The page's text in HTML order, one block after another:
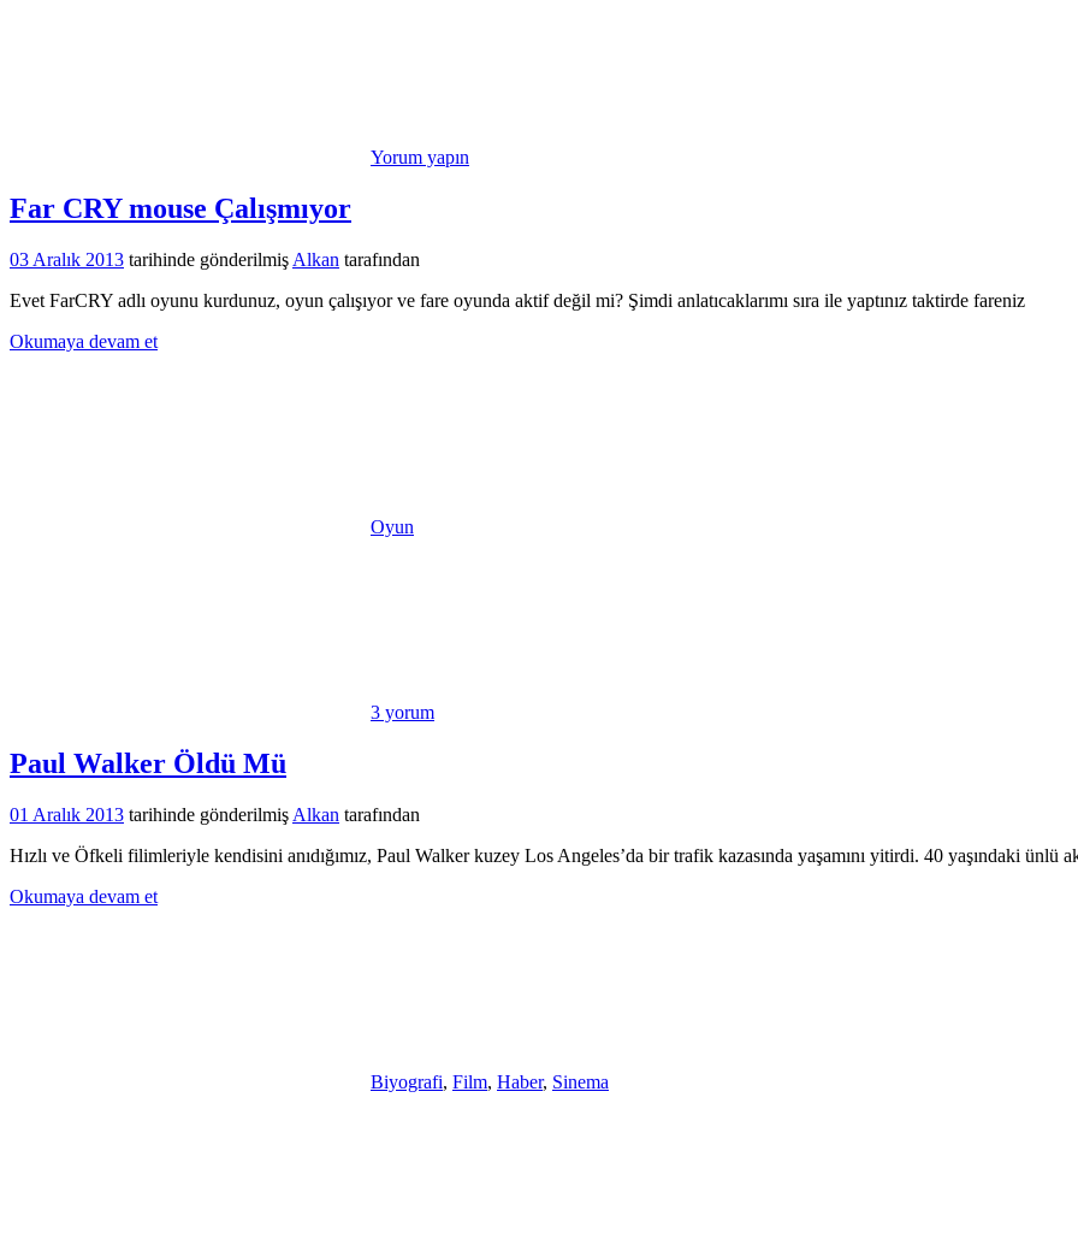
Yorum yapın
Far CRY mouse Çalışmıyor
03 Aralık 2013 tarihinde gönderilmiş Alkan tarafından
Evet FarCRY adlı oyunu kurdunuz, oyun çalışıyor ve fare oyunda aktif değil mi? Şimdi anlatıcaklarımı sıra ile yaptınız taktirde fareniz
Okumaya devam et
Oyun
3 yorum
Paul Walker Öldü Mü
01 Aralık 2013 tarihinde gönderilmiş Alkan tarafından
Hızlı ve Öfkeli filimleriyle kendisini anıdığımız, Paul Walker kuzey Los Angeles’da bir trafik kazasında yaşamını yitirdi. 40 yaşındaki ünlü
Okumaya devam et
Biyografi, Film, Haber, Sinema